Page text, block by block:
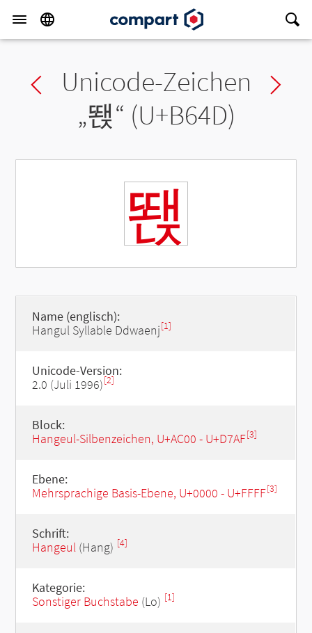
Previous char
Unicode-Zeichen
„뙍“ (U+B64D)
뙍
Name (englisch):
Hangul Syllable Ddwaenj[1]
Unicode-Version:
2.0 (Juli 1996)[2]
Block:
Hangeul-Silbenzeichen, U+AC00 - U+D7AF[3]
Ebene:
Mehrsprachige Basis-Ebene, U+0000 - U+FFFF[3]
Schrift:
Hangeul(Hang) [4]
Kategorie:
Sonstiger Buchstabe (Lo) [1]